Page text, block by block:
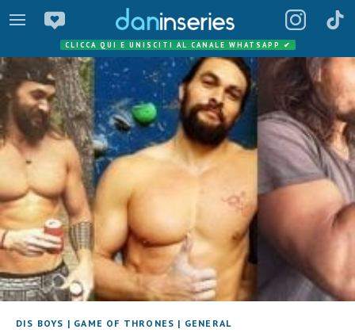
CLICCA QUI E UNISCITI AL CANALE WHATSAPP ✔
DIS BOYS | GAME OF THRONES | GENERAL